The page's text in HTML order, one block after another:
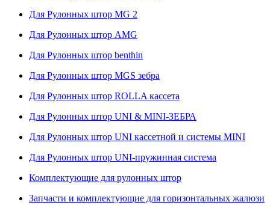
Для Рулонных штор MG 2
Для Рулонных штор AMG
Для Рулонных штор benthin
Для Рулонных штор MGS зебра
Для Рулонных штор ROLLA кассета
Для Рулонных штор UNI & MINI-ЗЕБРА
Для Рулонных штор UNI кассетной и системы MINI
Для Рулонных штор UNI-пружинная система
Комплектующие для рулонных штор
Запчасти и комплектующие для горизонтальных жалюзи